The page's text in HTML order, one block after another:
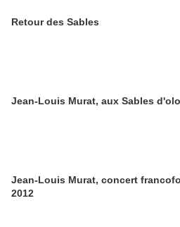
Retour des Sables
Jean-Louis Murat, aux Sables
Jean-Louis Murat, concert
2012